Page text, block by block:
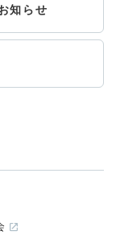
知らせ